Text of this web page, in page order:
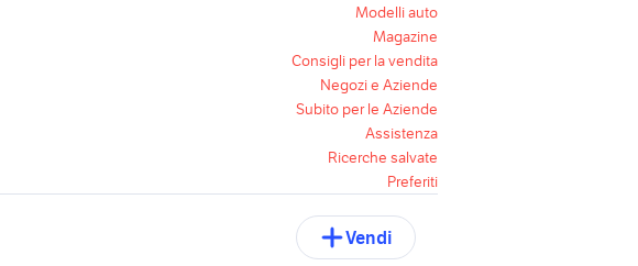
Modelli auto
Magazine
Consigli per la vendita
Negozi e Aziende
Subito per le Aziende
Assistenza
Ricerche salvate
Preferiti
Vendi